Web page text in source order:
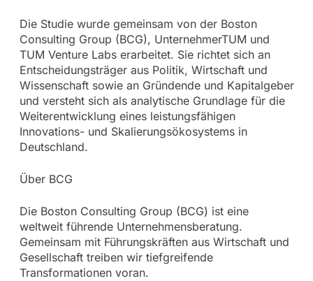
Die Studie wurde gemeinsam von der Boston
Consulting Group (BCG), UnternehmerTUM und
TUM Venture Labs erarbeitet. Sie richtet sich an
Entscheidungsträger aus Politik, Wirtschaft und
Wissenschaft sowie an Gründende und Kapitalgeber
und versteht sich als analytische Grundlage für die
Weiterentwicklung eines leistungsfähigen
Innovations- und Skalierungsökosystems in
Deutschland.
Über BCG
Die Boston Consulting Group (BCG) ist eine
weltweit führende Unternehmensberatung.
Gemeinsam mit Führungskräften aus Wirtschaft und
Gesellschaft treiben wir tiefgreifende
Transformationen voran.